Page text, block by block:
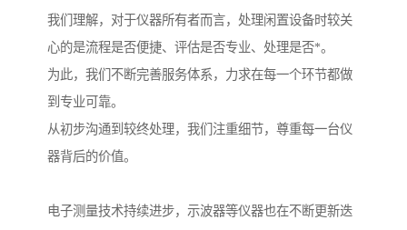
我们理解，对于仪器所有者而言，处理闲置设备时较关
心的是流程是否便捷、评估是否专业、处理是否*。
为此，我们不断完善服务体系，力求在每一个环节都做
到专业可靠。
从初步沟通到较终处理，我们注重细节，尊重每一台仪
器背后的价值。
电子测量技术持续进步，示波器等仪器也在不断更新迭